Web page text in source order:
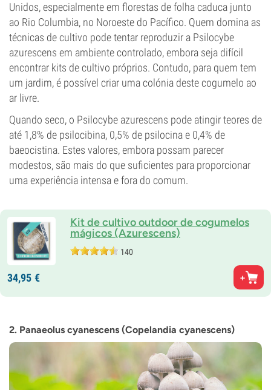
Unidos, especialmente em florestas de folha caduca junto
ao Rio Columbia, no Noroeste do Pacífico. Quem domina as
técnicas de cultivo pode tentar reproduzir a Psilocybe
azurescens em ambiente controlado, embora seja difícil
encontrar kits de cultivo próprios. Contudo, para quem tem
um jardim, é possível criar uma colónia deste cogumelo ao
ar livre.
Quando seco, o Psilocybe azurescens pode atingir teores de
até 1,8% de psilocibina, 0,5% de psilocina e 0,4% de
baeocistina. Estes valores, embora possam parecer
modestos, são mais do que suficientes para proporcionar
uma experiência intensa e fora do comum.
Kit de cultivo outdoor de cogumelos
mágicos (Azurescens)
140
34,95 €
2. Panaeolus cyanescens (Copelandia cyanescens)